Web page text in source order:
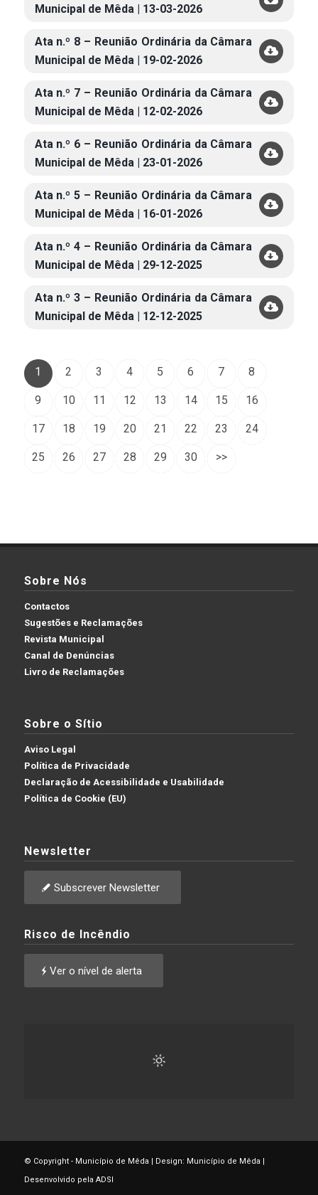
Municipal de Mêda | 13-03-2026
Ata n.º 8 – Reunião Ordinária da Câmara
Municipal de Mêda | 19-02-2026
Ata n.º 7 – Reunião Ordinária da Câmara
Municipal de Mêda | 12-02-2026
Ata n.º 6 – Reunião Ordinária da Câmara
Municipal de Mêda | 23-01-2026
Ata n.º 5 – Reunião Ordinária da Câmara
Municipal de Mêda | 16-01-2026
Ata n.º 4 – Reunião Ordinária da Câmara
Municipal de Mêda | 29-12-2025
Ata n.º 3 – Reunião Ordinária da Câmara
Municipal de Mêda | 12-12-2025
1 2 3 4 5 6 7 8
9 10 11 12 13 14 15 16
17 18 19 20 21 22 23 24
25 26 27 28 29 30 >>
Sobre Nós
Contactos
Sugestões e Reclamações
Revista Municipal
Canal de Denúncias
Livro de Reclamações
Sobre o Sítio
Aviso Legal
Política de Privacidade
Declaração de Acessibilidade e Usabilidade
Política de Cookie (EU)
Newsletter
Subscrever Newsletter
Risco de Incêndio
Ver o nível de alerta
© Copyright - Município de Mêda | Design: Município de Mêda |
Desenvolvido pela ADSI